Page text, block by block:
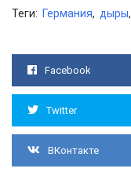
Теги: Германия, дыры,
Facebook
Twitter
ВКонтакте